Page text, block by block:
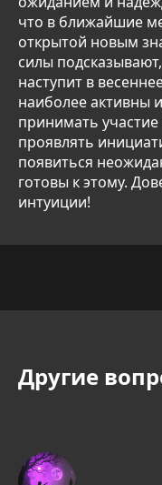
что в ближайшие
открытой новым
силы
наступит в
наиболее активны
принимать
проявлять
появиться
готовы к этому.
интуиции!
Другие